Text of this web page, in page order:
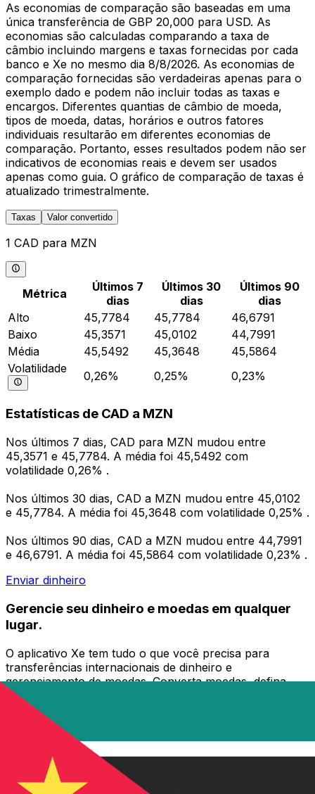
As economias de comparação são baseadas em uma
única transferência de GBP 20,000 para USD. As
economias são calculadas comparando a taxa de
câmbio incluindo margens e taxas fornecidas por cada
banco e Xe no mesmo dia 8/8/2026. As economias de
comparação fornecidas são verdadeiras apenas para o
exemplo dado e podem não incluir todas as taxas e
encargos. Diferentes quantias de câmbio de moeda,
tipos de moeda, datas, horários e outros fatores
individuais resultarão em diferentes economias de
comparação. Portanto, esses resultados podem não ser
indicativos de economias reais e devem ser usados
apenas como guia. O gráfico de comparação de taxas é
atualizado trimestralmente.
Taxas Valor convertido
1 CAD para MZN
Métrica
Últimos 7
dias
Últimos 30
dias
Últimos 90
dias
Alto
45,7784 45,7784
46,6791
Baixo
45,3571 45,0102
44,7991
Média
45,5492 45,3648
45,5864
Volatilidade
0,26% 0,25% 0,23%
Estatísticas de CAD a MZN
Nos últimos 7 dias, CAD para MZN mudou entre
45,3571 e 45,7784. A média foi 45,5492 com
volatilidade 0,26% .
Nos últimos 30 dias, CAD a MZN mudou entre 45,0102
e 45,7784. A média foi 45,3648 com volatilidade 0,25% .
Nos últimos 90 dias, CAD a MZN mudou entre 44,7991
e 46,6791. A média foi 45,5864 com volatilidade 0,23% .
Enviar dinheiro
Gerencie seu dinheiro e moedas em qualquer
lugar.
O aplicativo Xe tem tudo o que você precisa para
transferências internacionais de dinheiro e
gerenciamento de moedas. Converta moedas, defina
alertas de taxas de câmbio e transfira dinheiro para o
exterior sem taxas ocultas. Baixe hoje mesmo!